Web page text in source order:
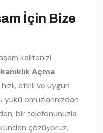
İçin Bize
kalitenizi
Açma
etkili ve uygun
omuzlarınızdan
bir telefonunuzla
çözüyoruz.